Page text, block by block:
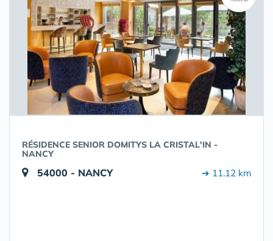
RÉSIDENCE SENIOR DOMITYS LA CRISTAL'IN -
NANCY
54000 - NANCY ➔ 11.12 km